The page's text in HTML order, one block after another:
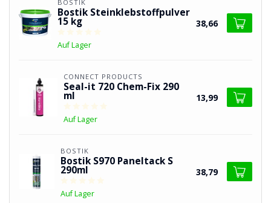
BOSTIK
Bostik Steinklebstoffpulver
15 kg
Auf Lager
38,66
CONNECT PRODUCTS
Seal-it 720 Chem-Fix 290
ml
Auf Lager
13,99
BOSTIK
Bostik S970 Paneltack S
290ml
Auf Lager
38,79